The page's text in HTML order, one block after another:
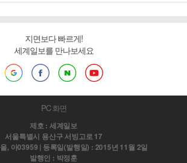
지면보다 빠르게!
세계일보를 만나보세요
PC 화면
제호 : 세계일보
서울특별시 용산구 서빙고로 17
, 아03959 | 등록일(발행일) : 2015년 11월 2일
발행인 : 박정훈